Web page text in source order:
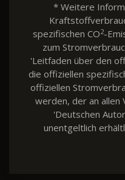
* Weitere
spezifischen CO2-
zum
'Leitfaden über den
die offiziellen
offiziellen
werden, der an allen
'Deutschen
unentgeltlich